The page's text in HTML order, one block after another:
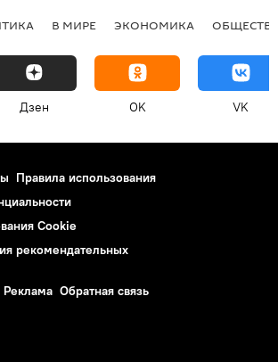
В МИРЕ ЭКОНОМИКА
Дзен OK VK
Правила использования
Cookie
рекомендательных
Реклама Обратная связь